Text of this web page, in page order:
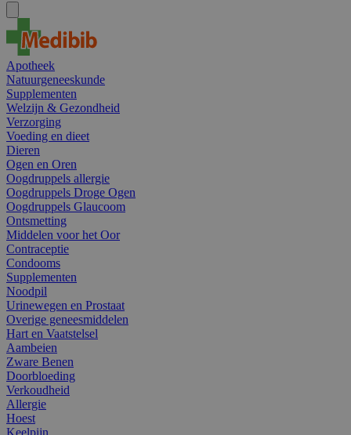
Apotheek
Natuurgeneeskunde
Supplementen
Welzijn & Gezondheid
Verzorging
Voeding en dieet
Dieren
Ogen en Oren
Oogdruppels allergie
Oogdruppels Droge Ogen
Oogdruppels Glaucoom
Ontsmetting
Middelen voor het Oor
Contraceptie
Condooms
Supplementen
Noodpil
Urinewegen en Prostaat
Overige geneesmiddelen
Hart en Vaatstelsel
Aambeien
Zware Benen
Doorbloeding
Verkoudheid
Allergie
Hoest
Keelpijn